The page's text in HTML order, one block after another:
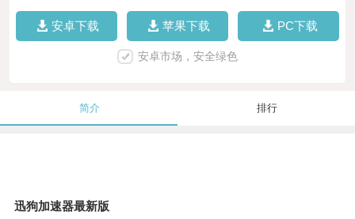
安卓下载 苹果下载 PC下载
安卓市场，安全绿色
简介 排行
迅狗加速器最新版